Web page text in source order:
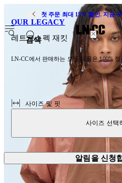
첫 주문 최대 15% 할인. 지금
검색
OUR LEGACY
레트로스펙 재킷
LN-CC에서 판매하는 모든 제품은 100%
사이즈 및 핏
사이즈 선택
알림을 신청